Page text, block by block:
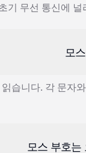
기 무선 통신에
모
습니다. 각 문자
모스 부호는